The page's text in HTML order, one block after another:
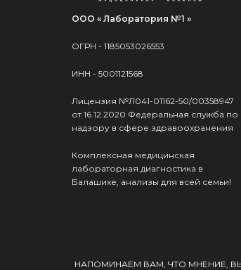
ООО « Лаборатория №1 »
ОГРН - 1185053026553
ИНН - 5001121568
Лицензия №Л041-01162-50/00358947
от 16.12.2020 Федеральная служба по
надзору в сфере здравоохранения
Комплексная медицинская
лабораторная диагностика в
Балашихе, анализы для всей семьи!
НАПОМИНАЕМ ВАМ, ЧТО МНЕНИЕ,